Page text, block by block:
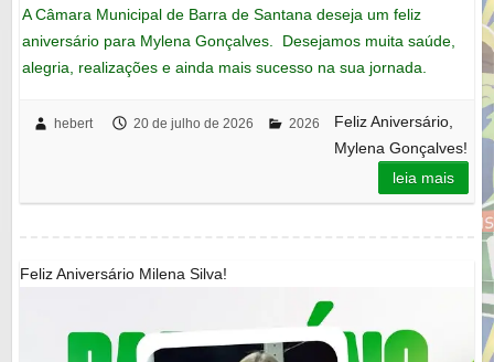
A Câmara Municipal de Barra de Santana deseja um feliz
aniversário para Mylena Gonçalves. Desejamos muita saúde,
alegria, realizações e ainda mais sucesso na sua jornada.
hebert 20 de julho de 2026 2026
Feliz Aniversário,
Mylena Gonçalves!
leia mais
Feliz Aniversário Milena Silva!